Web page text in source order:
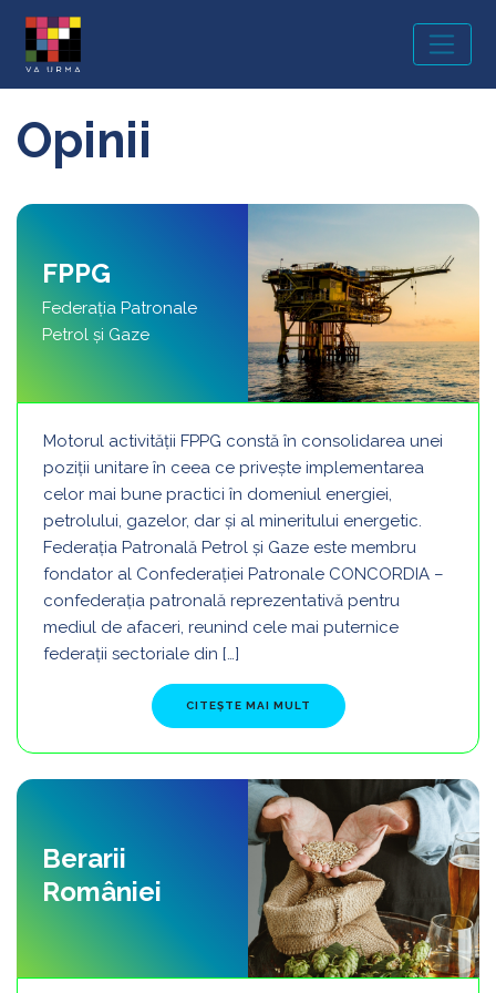
MAIN NAVIGATION
Opinii
FPPG
Federația Patronale
Petrol și Gaze
Motorul activității FPPG constă în consolidarea unei
poziții unitare în ceea ce privește implementarea
celor mai bune practici în domeniul energiei,
petrolului, gazelor, dar și al mineritului energetic.
Federaţia Patronală Petrol şi Gaze este membru
fondator al Confederaţiei Patronale CONCORDIA –
confederația patronală reprezentativă pentru
mediul de afaceri, reunind cele mai puternice
federații sectoriale din […]
CITEȘTE MAI MULT FROM FPPG
Berarii
României